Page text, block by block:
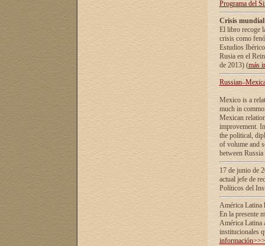
Programa del
Crisis
El libro recoge
crisis como
Estudios
Rusia en el
de 2013) (más
Mexico is a
much in
Mexican
improvement.
the political,
of volume and
between
17 de junio de
actual jefe de
Políticos del
América Latina
En la presente
América Latina
institucionales
información>>>